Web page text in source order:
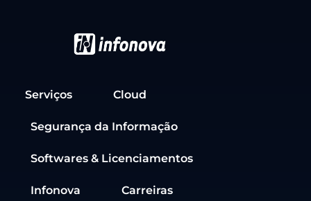
Serviços Cloud
Segurança da Informação
Softwares & Licenciamentos
Infonova Carreiras